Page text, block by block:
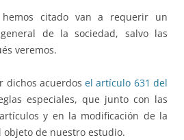
citado van a requerir un
de la sociedad, salvo las
veremos.
dichos acuerdosel artículo 631 del
especiales, que junto con las
y en la modificación de la
objeto de nuestro estudio.